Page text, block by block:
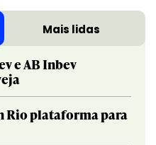
Mais lidas
e AB Inbev
Rio plataforma para